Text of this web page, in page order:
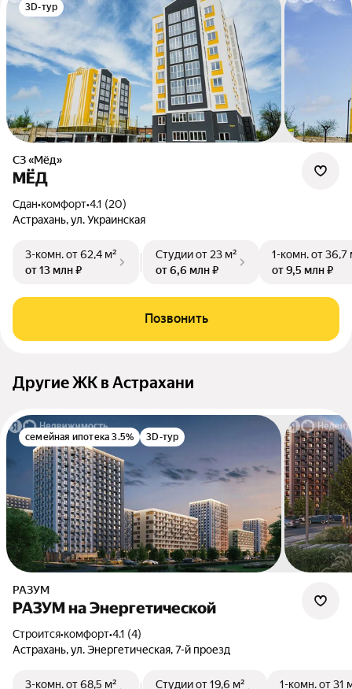
3D-тур
СЗ «Мёд»
МЁД
Сдан•комфорт•4.1 (20)
Астрахань, ул. Украинская
3-комн.от 62,4 м²
от 13 млн ₽
Студииот 23 м²
от 6,6 млн ₽
1-комн.от 36,7
от 9,5 млн ₽
Позвонить
Другие ЖК в Астрахани
семейная ипотека 3.5% 3D-тур
РАЗУМ
РАЗУМ на Энергетической
Строится•комфорт•4.1 (4)
Астрахань, ул. Энергетическая, 7-й проезд
3-комн.от 68,5 м² Студииот 19,6 м² 1-комн.от 31